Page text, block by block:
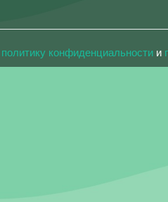
политику конфиденциальности и